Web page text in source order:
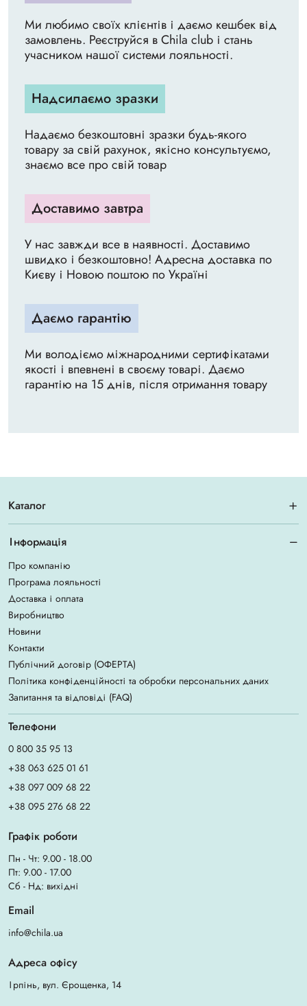
Ми любимо своїх клієнтів і даємо кешбек від
замовлень. Реєструйся в Chila club і стань
учасником нашої системи лояльності.
Надсилаємо зразки
Надаємо безкоштовні зразки будь-якого
товару за свій рахунок, якісно консультуємо,
знаємо все про свій товар
Доставимо завтра
У нас завжди все в наявності. Доставимо
швидко і безкоштовно! Адресна доставка по
Києву і Новою поштою по Україні
Даємо гарантію
Ми володіємо міжнародними сертифікатами
якості і впевнені в своєму товарі. Даємо
гарантію на 15 днів, після отримання товару
Каталог
Інформація
Про компанію
Програма лояльності
Доставка і оплата
Виробництво
Новини
Контакти
Публічний договір (ОФЕРТА)
Політика конфіденційності та обробки персональних даних
Запитання та відповіді (FAQ)
Телефони
0 800 35 95 13
+38 063 625 01 61
+38 097 009 68 22
+38 095 276 68 22
Графік роботи
Пн - Чт: 9.00 - 18.00
Пт: 9.00 - 17.00
Сб - Нд: вихідні
Email
info@chila.ua
Адреса офісу
Ірпінь, вул. Єрощенка, 14